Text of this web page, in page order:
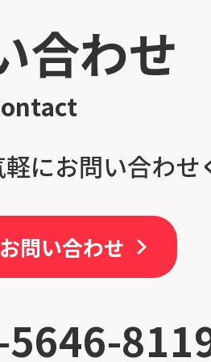
合わせ
にお問い合わせ
問い合わせ
5646-